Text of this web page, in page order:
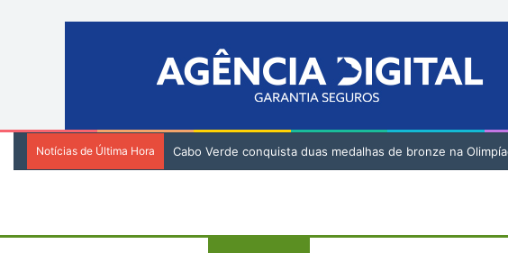
Notícias de Última Hora Cabo Verde conquista duas medalhas de bronze na